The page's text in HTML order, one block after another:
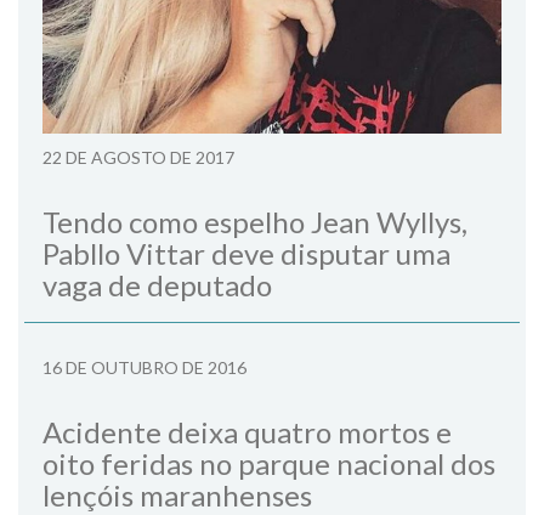
22 DE AGOSTO DE 2017
Tendo como espelho Jean Wyllys,
Pabllo Vittar deve disputar uma
vaga de deputado
16 DE OUTUBRO DE 2016
Acidente deixa quatro mortos e
oito feridas no parque nacional dos
lençóis maranhenses